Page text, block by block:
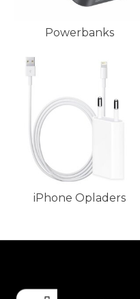
Powerbanks
iPhone Opladers